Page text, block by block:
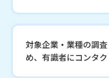
対象企業・業種の調
め、有識者にコンタ